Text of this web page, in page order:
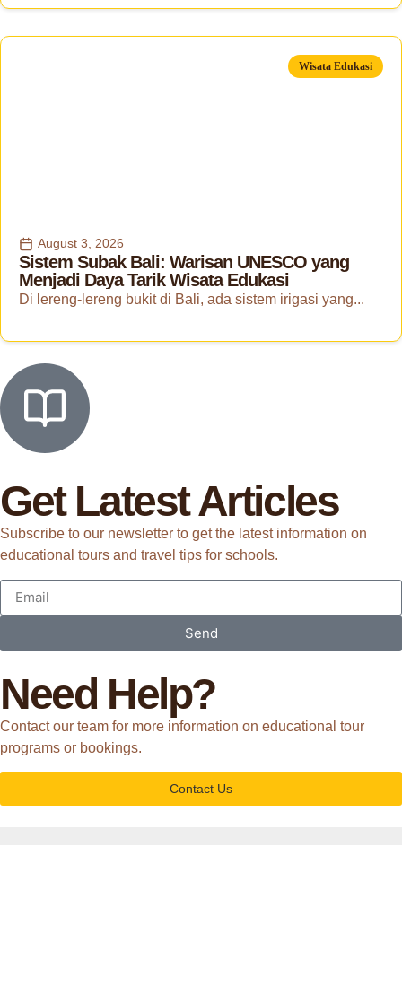
Wisata Edukasi
August 3, 2026
Sistem Subak Bali: Warisan UNESCO yang
Menjadi Daya Tarik Wisata Edukasi
Di lereng-lereng bukit di Bali, ada sistem irigasi yang...
Get Latest Articles
Subscribe to our newsletter to get the latest information on
educational tours and travel tips for schools.
Send
Need Help?
Contact our team for more information on educational tour
programs or bookings.
Contact Us